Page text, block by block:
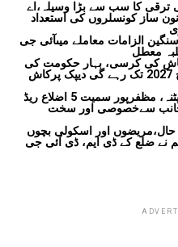
ترقی کا سب سے بڑا وسیلہ،اے
ساز کونسلروں کی استعداد
الزامات معاملے میںآئی جی
کی کرسی، بہار حکومت کی
سفارش پر لیا گیا فیصلہ،اب 16 مارچ 2027 تک رہے گی دیپک پرکاش
بہار کے 5 اضلاع میں ڈینگو کا پھیلاؤ، پٹنہ، مظفرپور سمیت 5 اضلاع ریڈ
سےخصوصی اور سخت
اور اسکولی بچوں
نے ضلع کے ڈی ایم، ڈی آئی جی